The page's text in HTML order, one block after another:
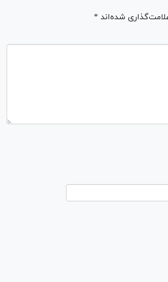
شده‌اند *